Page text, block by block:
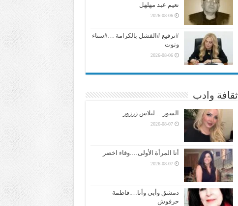
نعيم عبد مهلهل
2026-08-06
#ترقيع #الفشل بالكرامة …#سناء
وتوت
2026-08-06
ثقافة وادب
السور….ليلاس زرزور
2026-08-07
أنا المرأة الأولى….وفاء اخضر
2026-08-07
دمشق وأبي وأنا….فاطمة
حرفوش